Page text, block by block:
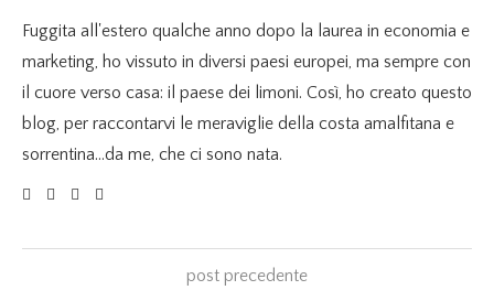
Fuggita all'estero qualche anno dopo la laurea in economia e
marketing, ho vissuto in diversi paesi europei, ma sempre con
il cuore verso casa: il paese dei limoni. Così, ho creato questo
blog, per raccontarvi le meraviglie della costa amalfitana e
sorrentina...da me, che ci sono nata.
post precedente